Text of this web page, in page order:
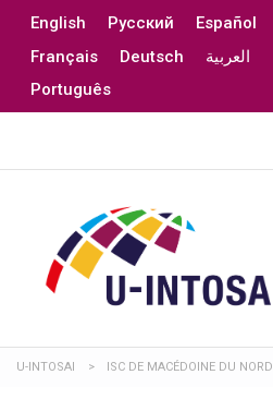
English Русский
Español
Français
Deutsch
العربية
Português
U-INTOSAI > ISC DE MACÉDOINE DU NORD